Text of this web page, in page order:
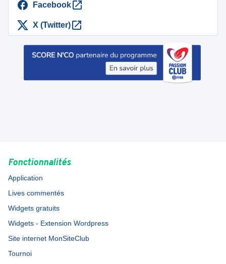
Facebook
X (Twitter)
Fonctionnalités
Application
Lives commentés
Widgets gratuits
Widgets - Extension Wordpress
Site internet MonSiteClub
Tournoi